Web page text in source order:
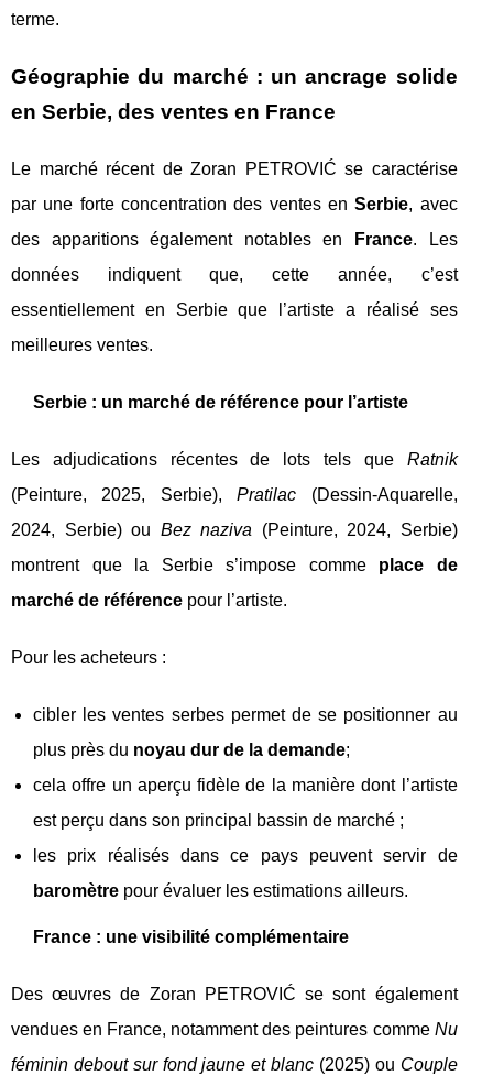
terme.
Géographie du marché : un ancrage solide
en Serbie, des ventes en France
Le marché récent de Zoran PETROVIĆ se caractérise
par une forte concentration des ventes enSerbie, avec
des apparitions également notables en
France. Les
données indiquent que, cette année, c’est
essentiellement en Serbie que l’artiste a réalisé ses
meilleures ventes.
Serbie : un marché de référence pour l’artiste
Les adjudications récentes de lots tels que Ratnik
(Peinture, 2025, Serbie),Pratilac (Dessin‑Aquarelle,
2024, Serbie) ou Bez naziva (Peinture, 2024, Serbie)
montrent que la Serbie s’impose comme place de
marché de référence pour l’artiste.
Pour les acheteurs :
cibler les ventes serbes permet de se positionner au
plus près du noyau dur de la demande;
cela offre un aperçu fidèle de la manière dont l’artiste
est perçu dans son principal bassin de marché ;
les prix réalisés dans ce pays peuvent servir de
baromètre pour évaluer les estimations ailleurs.
France : une visibilité complémentaire
Des œuvres de Zoran PETROVIĆ se sont également
vendues en France, notamment des peintures comme Nu
féminin debout sur fond jaune et blanc (2025) ou Couple